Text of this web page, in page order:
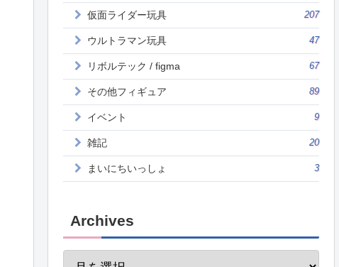
仮面ライダー玩具 207
ウルトラマン玩具 47
リボルテック / figma 67
その他フィギュア 89
イベント 9
雑記 20
まいにちいっしょ 3
Archives